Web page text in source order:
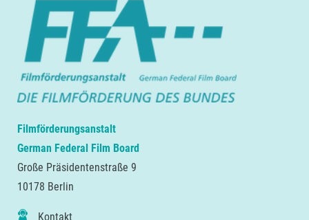
Filmförderungsanstalt
German Federal Film Board
Große Präsidentenstraße 9
10178 Berlin
Kontakt